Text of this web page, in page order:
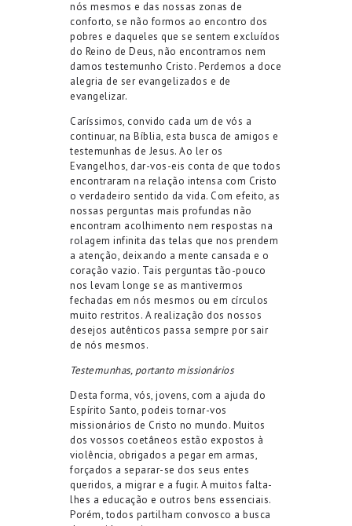
nós mesmos e das nossas zonas de
conforto, se não formos ao encontro dos
pobres e daqueles que se sentem excluídos
do Reino de Deus, não encontramos nem
damos testemunho Cristo. Perdemos a doce
alegria de ser evangelizados e de
evangelizar.
Caríssimos, convido cada um de vós a
continuar, na Bíblia, esta busca de amigos e
testemunhas de Jesus. Ao ler os
Evangelhos, dar-vos-eis conta de que todos
encontraram na relação intensa com Cristo
o verdadeiro sentido da vida. Com efeito, as
nossas perguntas mais profundas não
encontram acolhimento nem respostas na
rolagem infinita das telas que nos prendem
a atenção, deixando a mente cansada e o
coração vazio. Tais perguntas tão-pouco
nos levam longe se as mantivermos
fechadas em nós mesmos ou em círculos
muito restritos. A realização dos nossos
desejos autênticos passa sempre por sair
de nós mesmos.
Testemunhas, portanto missionários
Desta forma, vós, jovens, com a ajuda do
Espírito Santo, podeis tornar-vos
missionários de Cristo no mundo. Muitos
dos vossos coetâneos estão expostos à
violência, obrigados a pegar em armas,
forçados a separar-se dos seus entes
queridos, a migrar e a fugir. A muitos falta-
lhes a educação e outros bens essenciais.
Porém, todos partilham convosco a busca